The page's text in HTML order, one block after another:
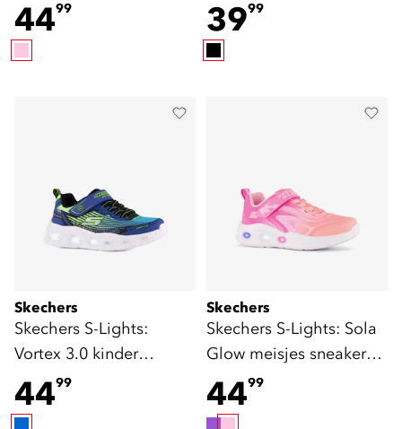
4499 3999
Skechers
Skechers S-Lights:
Vortex 3.0 kinder
sneakers blauw groen
4499
Skechers
Skechers S-Lights: Sola
Glow meisjes sneakers
met lichtjes roze
4499